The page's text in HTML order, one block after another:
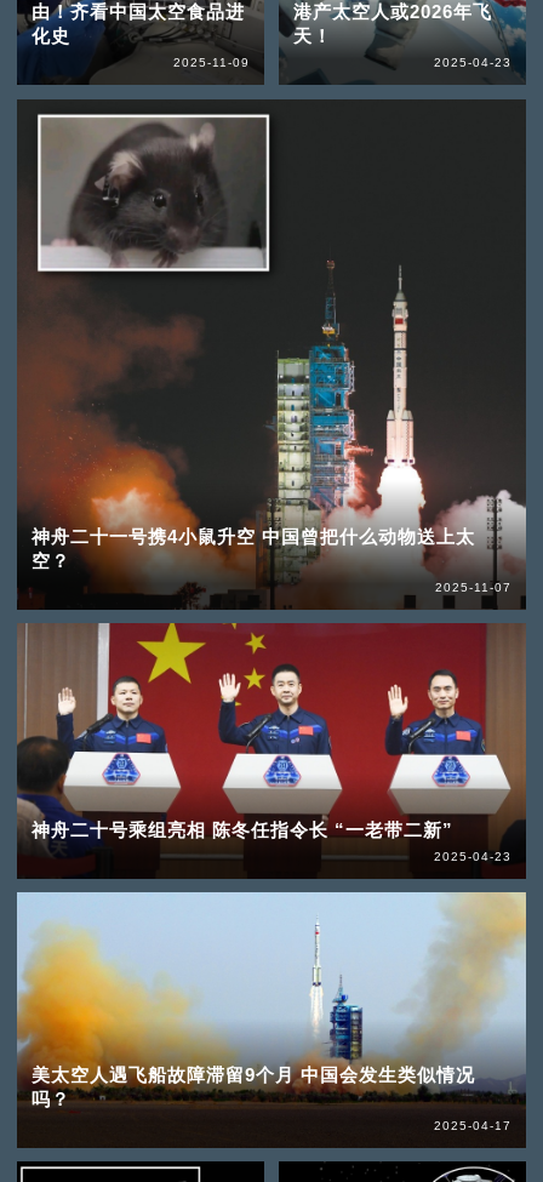
由！齐看中国太空食品进
化史
2025-11-09
神舟二十一号携4小鼠升空 中国曾把什么动物送上太
空？
2025-11-07
港产太空人或2026年飞
天！
2025-04-23
神舟二十号乘组亮相 陈冬任指令长 “一老带二新”
2025-04-23
美太空人遇飞船故障滞留9个月 中国会发生类似情况
吗？
2025-04-17